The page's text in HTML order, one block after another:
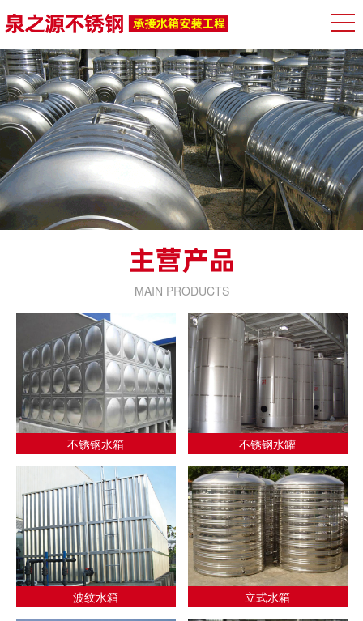
MAIN PRODUCTS
不锈钢水箱 不锈钢水罐
波纹水箱 立式水箱